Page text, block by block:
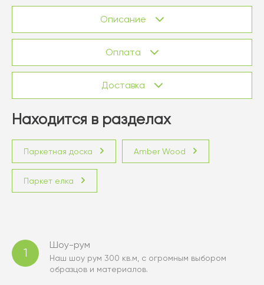
Описание
Оплата
Доставка
Находится в разделах
Паркетная доска Amber Wood
Паркет елка
1
Шоу-рум
Наш шоу рум 300 кв.м, с огромным выбором
образцов и материалов.